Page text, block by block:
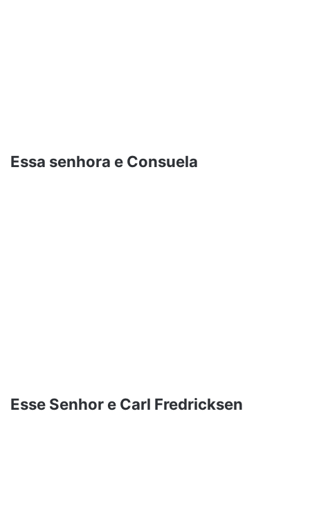
Essa senhora e Consuela
Esse Senhor e Carl Fredricksen